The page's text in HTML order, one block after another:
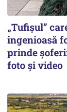
„Tufișul”
ingenioasă
prinde
foto și video